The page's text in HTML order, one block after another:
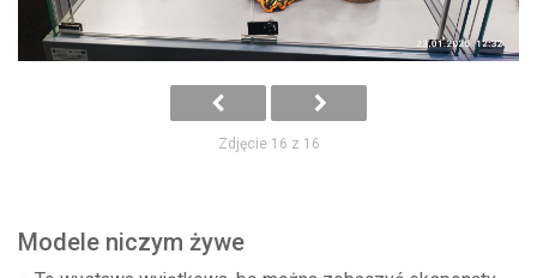
Zdjęcie 16 z 16
Modele niczym żywe